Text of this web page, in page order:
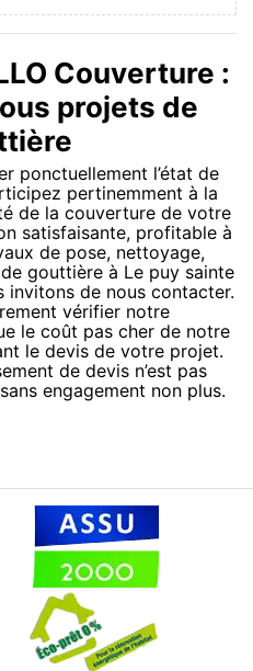
Couverture :
projets de
ponctuellement l’état de
pertinemment à la
de la couverture de votre
satisfaisante, profitable à
de pose, nettoyage,
gouttière à Le puy sainte
invitons de nous contacter.
vérifier notre
le coût pas cher de notre
le devis de votre projet.
de devis n’est pas
engagement non plus.